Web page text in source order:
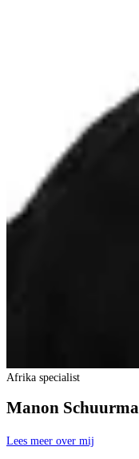
Afrika specialist
Manon
Lees meer over mij